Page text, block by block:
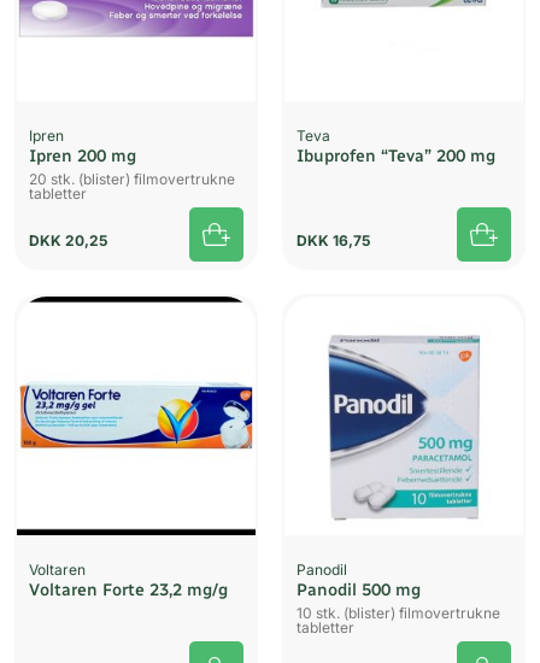
Ipren
Ipren 200 mg
20 stk. (blister) filmovertrukne
tabletter
DKK 20,25
Teva
Ibuprofen “Teva” 200 mg
DKK 16,75
Voltaren
Voltaren Forte 23,2 mg/g
Panodil
Panodil 500 mg
10 stk. (blister) filmovertrukne
tabletter